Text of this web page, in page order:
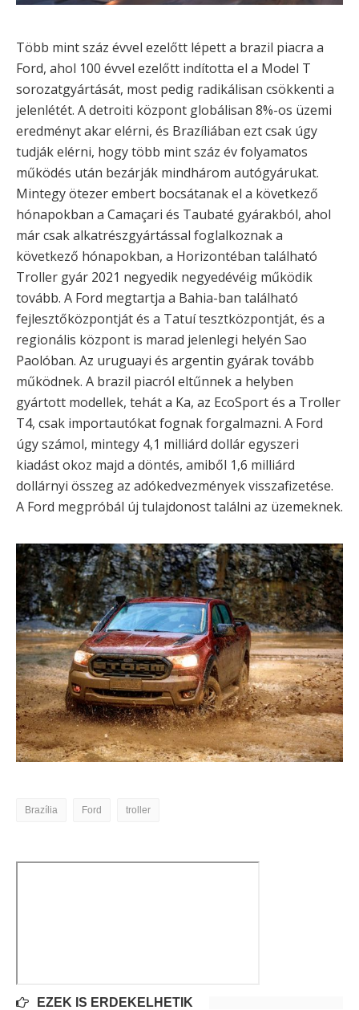
Több mint száz évvel ezelőtt lépett a brazil piacra a
Ford, ahol 100 évvel ezelőtt indította el a Model T
sorozatgyártását, most pedig radikálisan csökkenti a
jelenlétét. A detroiti központ globálisan 8%-os üzemi
eredményt akar elérni, és Brazíliában ezt csak úgy
tudják elérni, hogy több mint száz év folyamatos
működés után bezárják mindhárom autógyárukat.
Mintegy ötezer embert bocsátanak el a következő
hónapokban a Camaçari és Taubaté gyárakból, ahol
már csak alkatrészgyártással foglalkoznak a
következő hónapokban, a Horizontéban található
Troller gyár 2021 negyedik negyedévéig működik
tovább. A Ford megtartja a Bahia-ban található
fejlesztőközpontját és a Tatuí tesztközpontját, és a
regionális központ is marad jelenlegi helyén Sao
Paolóban. Az uruguayi és argentin gyárak tovább
működnek. A brazil piacról eltűnnek a helyben
gyártott modellek, tehát a Ka, az EcoSport és a Troller
T4, csak importautókat fognak forgalmazni. A Ford
úgy számol, mintegy 4,1 milliárd dollár egyszeri
kiadást okoz majd a döntés, amiből 1,6 milliárd
dollárnyi összeg az adókedvezmények visszafizetése.
A Ford megpróbál új tulajdonost találni az üzemeknek.
Brazília Ford troller
EZEK IS ÉRDEKELHETIK